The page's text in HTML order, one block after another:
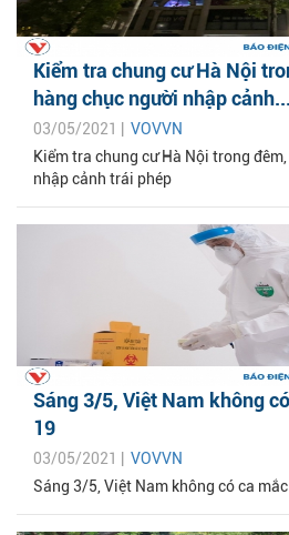
Kiểm tra chung cư Hà Nội
hàng chục người nhập cảnh...
03/05/2021 | VOVVN
Kiểm tra chung cư Hà Nội trong
nhập cảnh trái phép
Sáng 3/5, Việt Nam không
19
03/05/2021 | VOVVN
Sáng 3/5, Việt Nam không có ca